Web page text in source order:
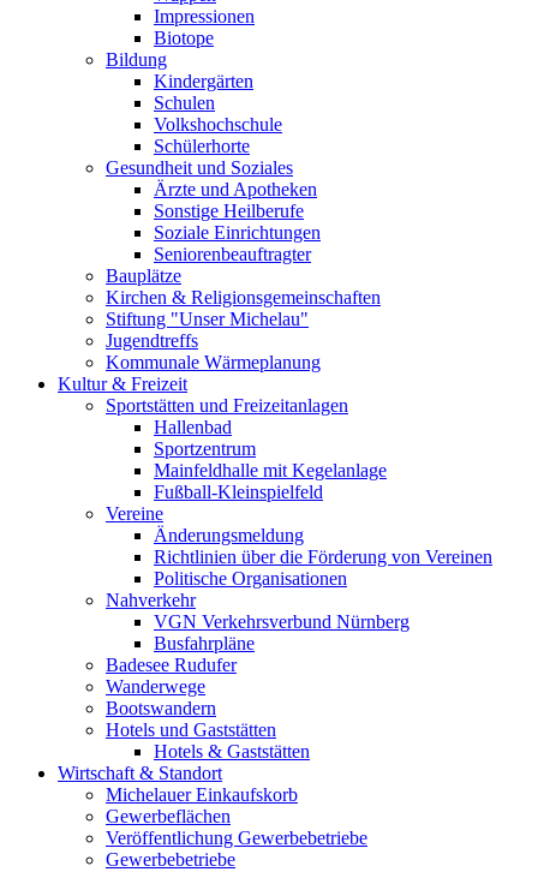
Impressionen
Biotope
Bildung
Kindergärten
Schulen
Volkshochschule
Schülerhorte
Gesundheit und Soziales
Ärzte und Apotheken
Sonstige Heilberufe
Soziale Einrichtungen
Seniorenbeauftragter
Bauplätze
Kirchen & Religionsgemeinschaften
Stiftung "Unser Michelau"
Jugendtreffs
Kommunale Wärmeplanung
Kultur & Freizeit
Sportstätten und Freizeitanlagen
Hallenbad
Sportzentrum
Mainfeldhalle mit Kegelanlage
Fußball-Kleinspielfeld
Vereine
Änderungsmeldung
Richtlinien über die Förderung von Vereinen
Politische Organisationen
Nahverkehr
VGN Verkehrsverbund Nürnberg
Busfahrpläne
Badesee Rudufer
Wanderwege
Bootswandern
Hotels und Gaststätten
Hotels & Gaststätten
Wirtschaft & Standort
Michelauer Einkaufskorb
Gewerbeflächen
Veröffentlichung Gewerbebetriebe
Gewerbebetriebe